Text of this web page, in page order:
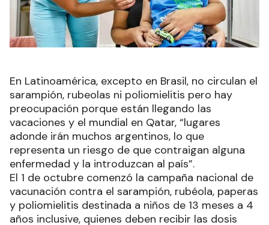
En Latinoamérica, excepto en Brasil, no circulan el
sarampión, rubeolas ni poliomielitis pero hay
preocupación porque están llegando las
vacaciones y el mundial en Qatar, “lugares
adonde irán muchos argentinos, lo que
representa un riesgo de que contraigan alguna
enfermedad y la introduzcan al país”.
El 1 de octubre comenzó la campaña nacional de
vacunación contra el sarampión, rubéola, paperas
y poliomielitis destinada a niños de 13 meses a 4
años inclusive, quienes deben recibir las dosis